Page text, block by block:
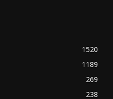
1520
1189
269
238